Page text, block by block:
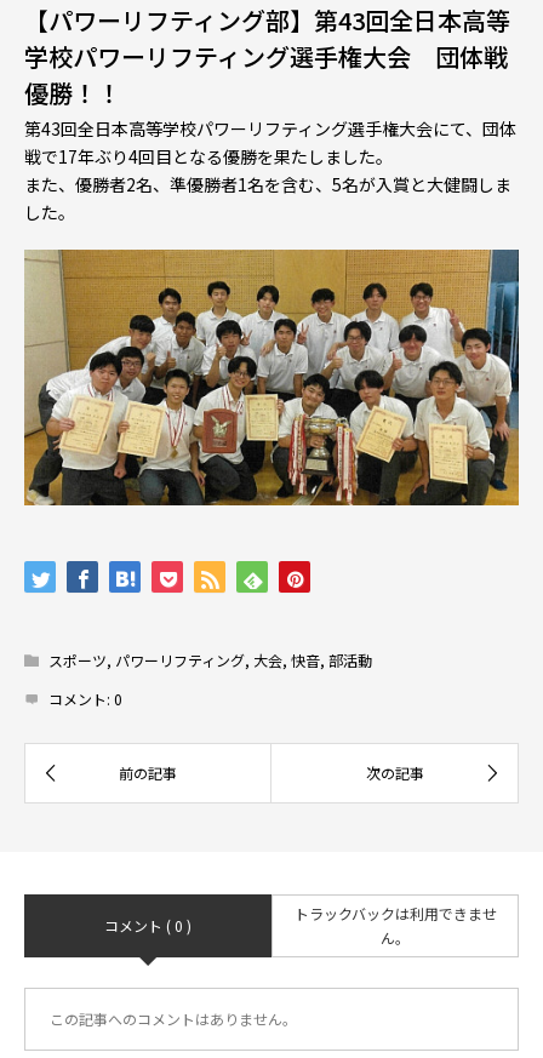
【パワーリフティング部】第43回全日本高等
学校パワーリフティング選手権大会 団体戦
優勝！！
第43回全日本高等学校パワーリフティング選手権大会にて、団体
戦で17年ぶり4回目となる優勝を果たしました。
また、優勝者2名、準優勝者1名を含む、5名が入賞と大健闘しま
した。
スポーツ, パワーリフティング, 大会, 快音, 部活動
コメント: 0
コメント ( 0 )
トラックバックは利用できませ
ん。
この記事へのコメントはありません。